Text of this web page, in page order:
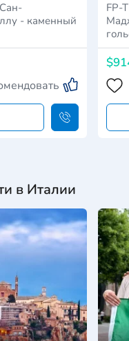
- каменный
FP-
в Италии